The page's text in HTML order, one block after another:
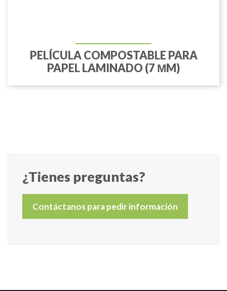
PELÍCULA COMPOSTABLE PARA
PAPEL LAMINADO (7 ΜM)
¿Tienes preguntas?
Contáctanos para pedir información